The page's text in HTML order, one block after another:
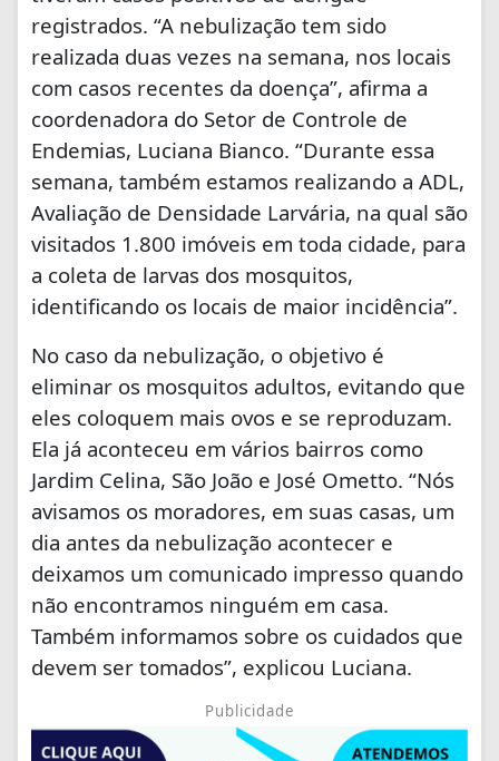
registrados. “A nebulização tem sido
realizada duas vezes na semana, nos locais
com casos recentes da doença”, afirma a
coordenadora do Setor de Controle de
Endemias, Luciana Bianco. “Durante essa
semana, também estamos realizando a ADL,
Avaliação de Densidade Larvária, na qual são
visitados 1.800 imóveis em toda cidade, para
a coleta de larvas dos mosquitos,
identificando os locais de maior incidência”.
No caso da nebulização, o objetivo é
eliminar os mosquitos adultos, evitando que
eles coloquem mais ovos e se reproduzam.
Ela já aconteceu em vários bairros como
Jardim Celina, São João e José Ometto. “Nós
avisamos os moradores, em suas casas, um
dia antes da nebulização acontecer e
deixamos um comunicado impresso quando
não encontramos ninguém em casa.
Também informamos sobre os cuidados que
devem ser tomados”, explicou Luciana.
Publicidade